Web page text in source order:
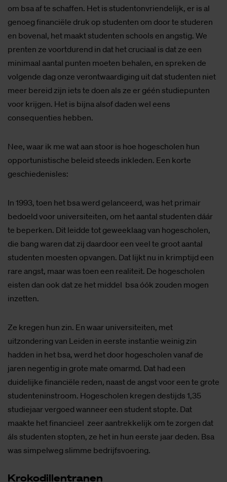
om bsa af te schaffen. Het is studentonvriendelijk, er is al
genoeg financiële druk op studenten om door te studeren
en bovenal, het maakt studenten schools en angstig. We
prenten ze voortdurend in dat het cruciaal is dat ze een
minimaal aantal punten moeten behalen, en spreken de
volgende dag onze verontwaardiging uit dat studenten niet
meer bereid zijn iets te doen als ze er géén studiepunten
voor krijgen. Het is bijna alsof daden wel eens
consequenties hebben.
Nee, waar ik me wat aan stoor is hoe hogescholen hun
opportunistische beleid steeds inkleden. Een korte
geschiedenisles:
In 1993, toen het bsa werd gelanceerd, was het primair
bedoeld voor universiteiten, om het aantal studenten dáár
te beperken. Dit leidde tot geweeklaag van hogescholen,
die bang waren dat zij daardoor een veel te groot aantal
studenten moesten opvangen. Dat lijkt nu in krimptijd een
rare angst, maar was toen een realiteit. De hogescholen
eisten dan ook dat ze het middel bsa óók zouden mogen
inzetten.
Ze kregen hun zin. En waar universiteiten, met
uitzondering van Leiden in eerste instantie weinig zin
hadden in het bsa, werd het door hogescholen vanaf de
jaren negentig in grote mate omarmd. Dat had een
duidelijke financiële reden, naast de angst voor een te grote
studenteninstroom. Hogescholen kregen destijds 1,35
studiejaar vergoed wanneer een student stopte. Dat
maakte het financieel zeer aantrekkelijk om te zorgen dat
áls studenten stopten, ze het in hun eerste jaar deden. Bsa
was simpelweg slimme bedrijfsvoering.
Kro­ko­dil­len­tra­nen